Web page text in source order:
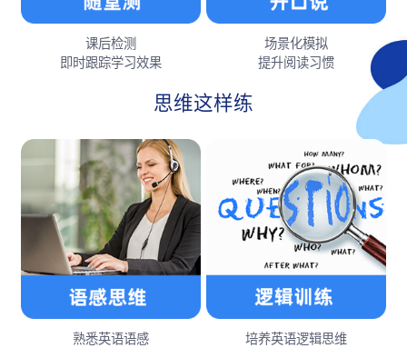
课后检测
即时跟踪学习效果
场景化模拟
提升阅读习惯
思维这样练
熟悉英语语感
培养英语逻辑思维